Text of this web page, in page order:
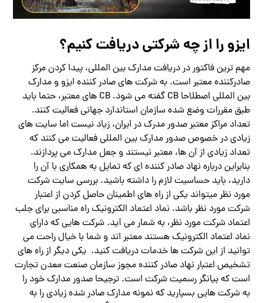
ایزو را از چه شرکتی دریافت کنیم؟
مهم ترین فاکتور در دریافت مدارک بین المللی، پیدا کردن مرکز
صادرکننده معتبر است. به شرکت های صادر کننده ایزو و مدارک
بین المللی اصطلاحا CB گفته می شود. CB های معتبر، حتما باید
طبق مقررات وضع شده سازمان استاندارد جهانی فعالیت کنند.
تعداد مراکز معتبر صدور مدرک در ایران، زیاد نیست اما سایت های
زیادی در خصوص صدور مدارک بین المللی فعالیت می کنند که
تعداد زیادی از آن ها، معتبر نیستند و جعل مدارک می پردازند.
بنابراین درباره نهاد صادر کننده ای که تمایل به همکاری با آن را
دارید، باید حساسیت لازم را داشته باشید. بررسی سایت شرکت
مورد نظر میتواند یکی از راه های اطمینان حاصل کردن از اعتبار
شرکت مورد نظر باشد. نماد اعتماد الکترونیک راه مناسبی برای جلب
اعتماد شرکت مورد نظر، به شمار می آید. شرکت هایی که دارای
نماد اعتماد الکترونیک هستند معتبر اند و شما با خیال راحت می
توانید از این شرکت ها خدمات دریافت کنید. یکی دیگر از راه های
تشخیص اعتبار نهاد صادر کننده مجوز سازمان صنعت معدن تجارت
است که بیانگر رسمیت شرکت است. ترجیحا صدور مدارک خود را
به شرکت هایی بسپارید که نمونه مدارک صادر شده زیادی را به